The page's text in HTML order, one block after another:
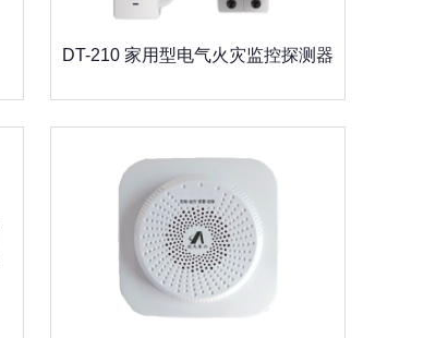
DT-210 家用型电气火灾监控探测器